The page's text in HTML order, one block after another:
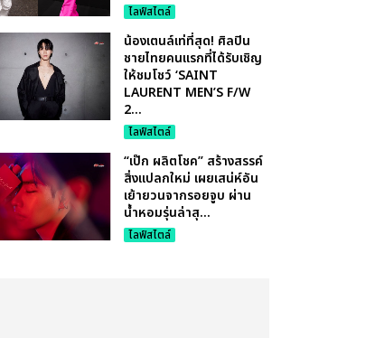
ไลฟ์สไตล์
น้องเตนล์เท่ที่สุด! ศิลปิน
ชายไทยคนแรกที่ได้รับเชิญ
ให้ชมโชว์ ‘SAINT
LAURENT MEN’S F/W
2...
ไลฟ์สไตล์
“เป๊ก ผลิตโชค” สร้างสรรค์
สิ่งแปลกใหม่ เผยเสน่ห์อัน
เย้ายวนจากรอยจูบ ผ่าน
น้ำหอมรุ่นล่าสุ...
ไลฟ์สไตล์